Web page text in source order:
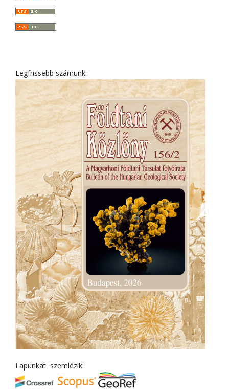
Legfrissebb számunk:
Lapunkat szemlézik: